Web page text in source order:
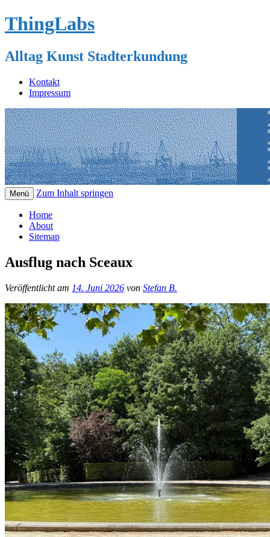
ThingLabs
Alltag Kunst Stadterkundung
Kontakt
Impressum
Menü Zum Inhalt springen
Home
About
Sitemap
Ausflug nach Sceaux
Veröffentlicht am 14. Juni 2026 von Stefan B.